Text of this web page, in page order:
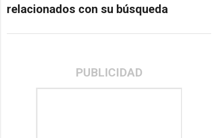
relacionados con su búsqueda
PUBLICIDAD